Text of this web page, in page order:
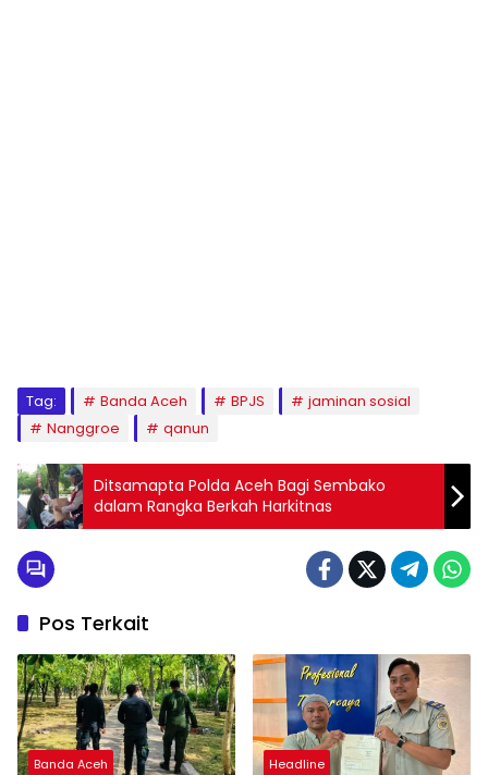
Tag: Banda Aceh BPJS
jaminan sosial
Nanggroe
qanun
Ditsamapta Polda Aceh Bagi Sembako
dalam Rangka Berkah Harkitnas
Pos Terkait
Banda Aceh Headline